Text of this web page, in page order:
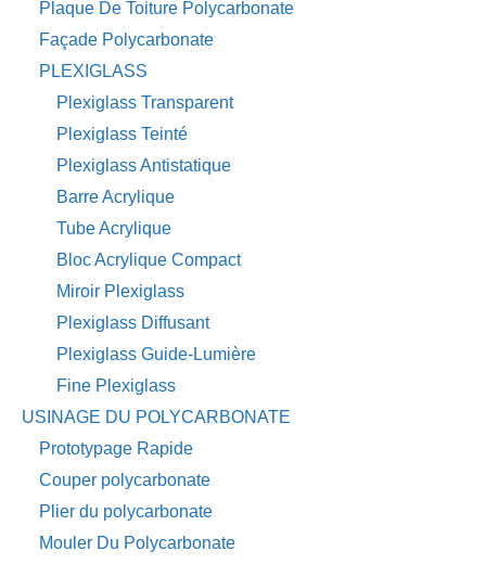
Plaque De Toiture Polycarbonate
Façade Polycarbonate
PLEXIGLASS
Plexiglass Transparent
Plexiglass Teinté
Plexiglass Antistatique
Barre Acrylique
Tube Acrylique
Bloc Acrylique Compact
Miroir Plexiglass
Plexiglass Diffusant
Plexiglass Guide-Lumière
Fine Plexiglass
USINAGE DU POLYCARBONATE
Prototypage Rapide
Couper polycarbonate
Plier du polycarbonate
Mouler Du Polycarbonate